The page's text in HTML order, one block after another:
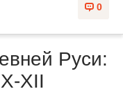
0
Руси:
XII